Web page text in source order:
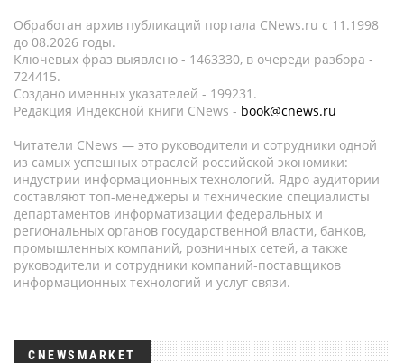
Обработан архив публикаций портала CNews.ru c 11.1998
до 08.2026 годы.
Ключевых фраз выявлено - 1463330, в очереди разбора -
724415.
Создано именных указателей - 199231.
Редакция Индексной книги CNews - book@cnews.ru
Читатели CNews — это руководители и сотрудники одной
из самых успешных отраслей российской экономики:
индустрии информационных технологий. Ядро аудитории
составляют топ-менеджеры и технические специалисты
департаментов информатизации федеральных и
региональных органов государственной власти, банков,
промышленных компаний, розничных сетей, а также
руководители и сотрудники компаний-поставщиков
информационных технологий и услуг связи.
CNEWSMARKET